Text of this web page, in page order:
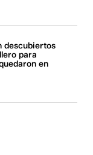
descubiertos
para
en